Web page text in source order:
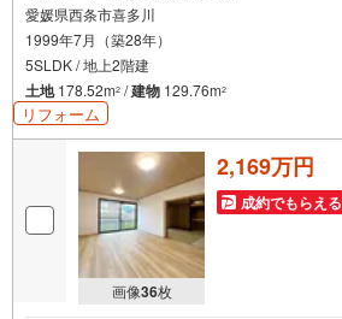
愛媛県西条市喜多川
1999年7月（築28年）
5SLDK / 地上2階建
土地178.52m2 /建物 129.76m2
リフォーム
画像36枚
2,169万円
成約でもらえる